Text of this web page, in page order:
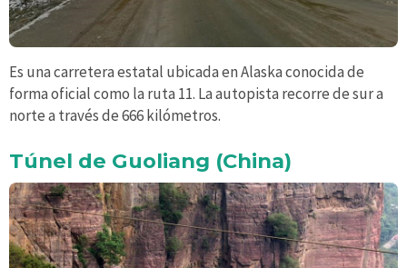
Es una carretera estatal ubicada en Alaska conocida de
forma oficial como la ruta 11. La autopista recorre de sur a
norte a través de 666 kilómetros.
Túnel de Guoliang (China)